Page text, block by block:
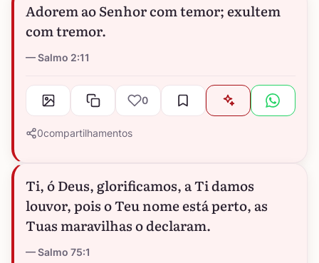
Adorem ao Senhor com temor; exultem
com tremor.
Salmo 2:11
0
0compartilhamentos
Ti, ó Deus, glorificamos, a Ti damos
louvor, pois o Teu nome está perto, as
Tuas maravilhas o declaram.
Salmo 75:1